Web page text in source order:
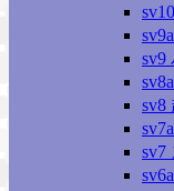
sv9
sv8
sv7